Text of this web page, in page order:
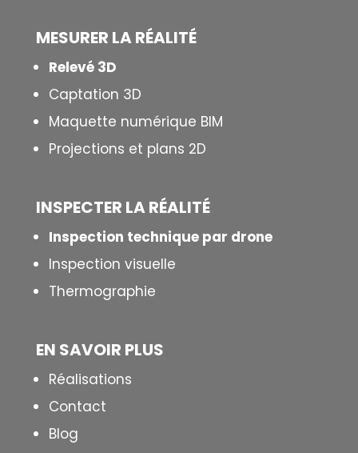
MESURER LARÉALITÉ
Relevé 3D
Captation 3D
Maquette numérique BIM
Projections et plans 2D
INSPECTER LA RÉALITÉ
Inspection technique par drone
Inspection visuelle
Thermographie
EN SAVOIR PLUS
Réalisations
Contact
Blog